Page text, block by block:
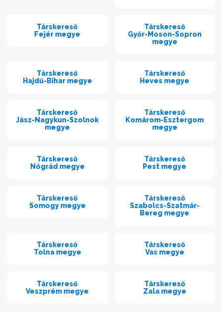
Társkereső
Fejér megye
Társkereső
Győr-Moson-Sopron
megye
Társkereső
Hajdú-Bihar megye
Társkereső
Heves megye
Társkereső
Jász-Nagykun-Szolnok
megye
Társkereső
Komárom-Esztergom
megye
Társkereső
Nógrád megye
Társkereső
Pest megye
Társkereső
Somogy megye
Társkereső
Szabolcs-Szatmár-
Bereg megye
Társkereső
Tolna megye
Társkereső
Vas megye
Társkereső
Veszprém megye
Társkereső
Zala megye